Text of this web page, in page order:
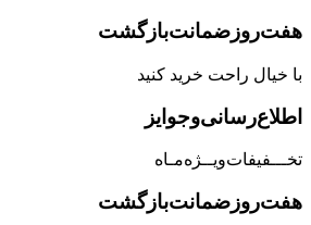
هفت‌روز‌ضمانت‌بازگشت
با خیال راحت خرید کنید
اطلاع‌رسانی‌و‌جوایز
تخـــفیفات‌ویــژه‌مـاه
هفت‌روز‌ضمانت‌بازگشت